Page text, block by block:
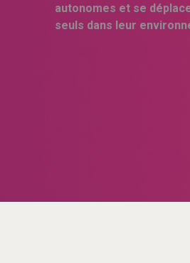
autonomes et se
seuls dans leur